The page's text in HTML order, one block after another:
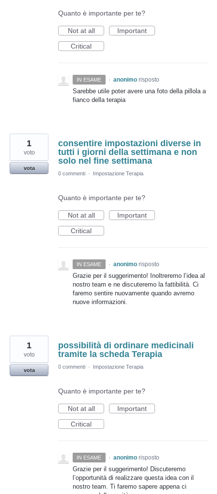
Quanto è importante per te?
Not at all
Important
Critical
IN ESAME · anonimo risposto
Sarebbe utile poter avere una foto della pillola a
fianco della terapia
consentire impostazioni diverse in
tutti i giorni della settimana e non
solo nel fine settimana
1
voto
vota
0 commenti · Impostazione Terapia
Quanto è importante per te?
Not at all
Important
Critical
IN ESAME · anonimo risposto
Grazie per il suggerimento! Inoltreremo l’idea al
nostro team e ne discuteremo la fattibilità. Ci
faremo sentire nuovamente quando avremo
nuove informazioni.
possibilità di ordinare medicinali
tramite la scheda Terapia
1
voto
vota
0 commenti · Impostazione Terapia
Quanto è importante per te?
Not at all
Important
Critical
IN ESAME · anonimo risposto
Grazie per il suggerimento! Discuteremo
l’opportunità di realizzare questa idea con il
nostro team. Ti faremo sapere appena ci